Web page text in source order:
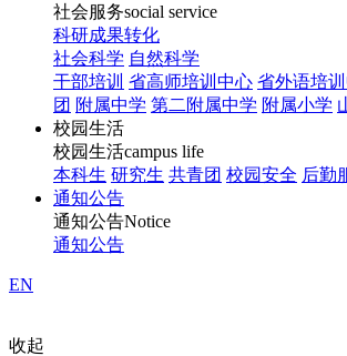
社会服务social service
科研成果转化
社会科学 自然科学
干部培训 省高师培训中心 省外语培
团 附属中学 第二附属中学 附属小学
校园生活
校园生活campus life
本科生 研究生 共青团 校园安全 后勤
通知公告
通知公告Notice
通知公告
EN
收起